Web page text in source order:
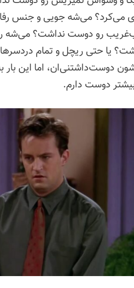
می‌کرد؟ می‌شه جویی و جنس
رو دوست نداشت؟ می‌شه
یا حتی ریچل و تمام
دوست‌داشتنی‌ان، اما این بار
دوست دارم.